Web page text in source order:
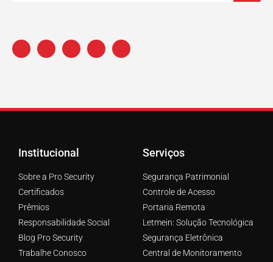
Institucional
Sobre a Pro Security
Certificados
Prêmios
Responsabilidade Social
Blog Pro Security
Trabalhe Conosco
Serviços
Segurança Patrimonial
Controle de Acesso
Portaria Remota
Letmein: Solução Tecnológica
Segurança Eletrônica
Central de Monitoramento